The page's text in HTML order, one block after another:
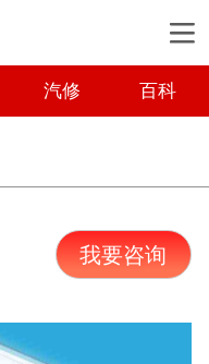
汽修 百科
我要咨询